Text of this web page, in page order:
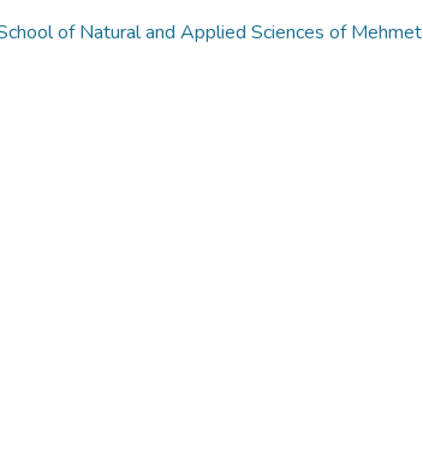
of Natural and Applied Sciences of Mehmet